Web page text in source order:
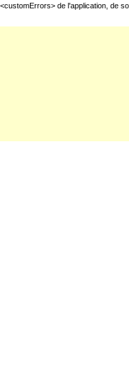
de l'application, de